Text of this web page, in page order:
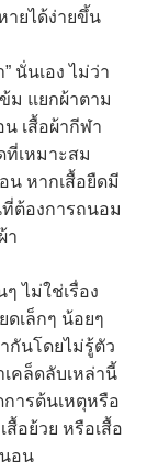
ายได้ง่ายขึ้น
นั่นเอง ไม่ว่า
ม แยกผ้าตาม
น เสื้อผ้ากีฬา
ที่เหมาะสม
น หากเสื้อยืดมี
ต้องการถนอม
า
ไม่ใช่เรื่อง
ดเล็กๆ น้อยๆ
กันโดยไม่รู้ตัว
คล็ดลับเหล่านี้
ารต้นเหตุหรือ
อย้วย หรือเสื้อ
อน